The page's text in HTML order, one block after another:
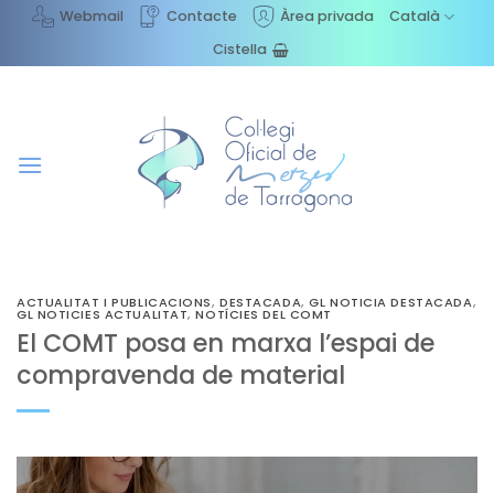
content
Webmail Contacte Àrea privada
Català
Cistella
ACTUALITAT I PUBLICACIONS,DESTACADA,GL NOTICIA DESTACADA,
GL NOTICIES ACTUALITAT,NOTÍCIES DEL COMT
El COMT posa en marxa l’espai de
compravenda de material